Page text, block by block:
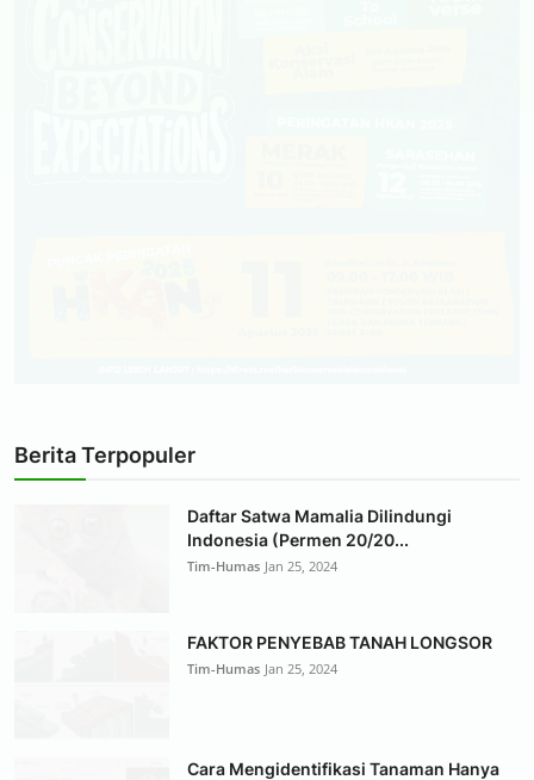
Berita Terpopuler
Daftar Satwa Mamalia Dilindungi
Indonesia (Permen 20/20...
Tim-Humas Jan 25, 2024
FAKTOR PENYEBAB TANAH LONGSOR
Tim-Humas Jan 25, 2024
Cara Mengidentifikasi Tanaman Hanya